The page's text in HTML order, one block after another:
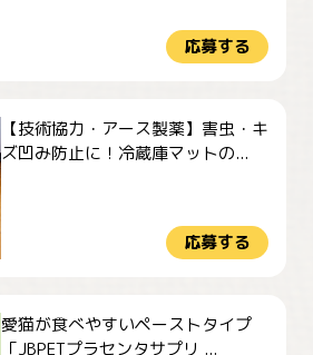
応募する
【技術協力・アース製薬】害虫・キ
ズ凹み防止に！冷蔵庫マットの...
応募する
愛猫が食べやすいペーストタイプ
「JBPETプラセンタサプリ ...